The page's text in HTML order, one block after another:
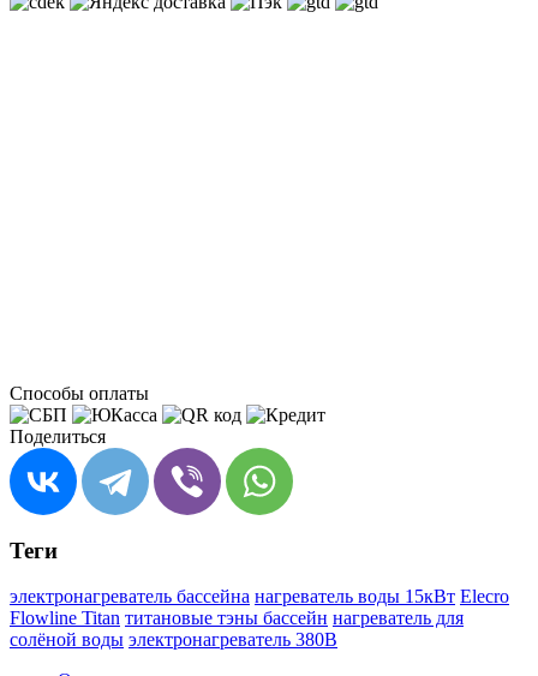
Способы оплаты
Поделиться
Теги
электронагреватель бассейна нагреватель воды 15кВт Elecro
Flowline Titan титановые тэны бассейн нагреватель для
солёной воды электронагреватель 380В